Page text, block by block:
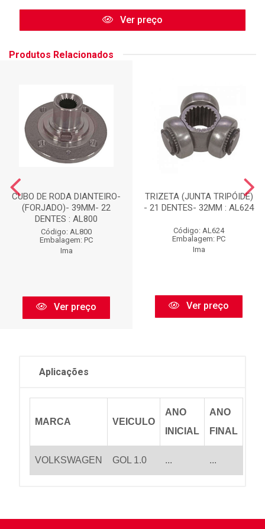
Ver preço
Produtos Relacionados
CUBO DE RODA DIANTEIRO-
(FORJADO)- 39MM- 22
DENTES : AL800
Código: AL800
Embalagem: PC
Ima
Ver preço
TRIZETA (JUNTA TRIPÓIDE)
- 21 DENTES- 32MM : AL624
Código: AL624
Embalagem: PC
Ima
Ver preço
Aplicações
MARCA VEICULO
ANO
INICIAL
ANO
FINAL
VOLKSWAGEN GOL 1.0 ... ...